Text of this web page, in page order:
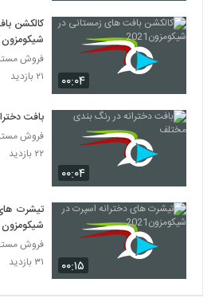
۰۰:۰۴
کالکشن
شیکومزون2021
۲۱ بازدید
۰۰:۰۴
بافت
۲۲ بازدید
۰۰:۱۵
تیشرت
شیکومزون2021
۳۱ بازدید